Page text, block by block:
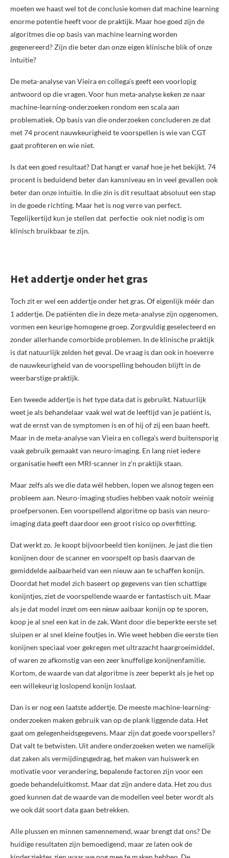
moeten we haast wel tot de conclusie komen dat machine learning
enorme potentie heeft voor de praktijk. Maar hoe goed zijn de
algoritmes die op basis van machine learning worden
gegenereerd? Zijn die beter dan onze eigen klinische blik of onze
intuïtie?
De meta-analyse van Vieira en collega’s geeft een voorlopig
antwoord op die vragen. Voor hun meta-analyse keken ze naar
machine-learning-onderzoeken rondom een scala aan
problematiek. Op basis van die onderzoeken concluderen ze dat
met 74 procent nauwkeurigheid te voorspellen is wie van CGT
gaat profiteren en wie niet.
Is dat een goed resultaat? Dat hangt er vanaf hoe je het bekijkt. 74
procent is beduidend beter dan kansniveau en in veel gevallen ook
beter dan onze intuïtie. In die zin is dit resultaat absoluut een stap
in de goede richting. Maar het is nog verre van perfect.
Tegelijkertijd kun je stellen dat perfectie ook niet nodig is om
klinisch bruikbaar te zijn.
Het addertje onder het gras
Toch zit er wel een addertje onder het gras. Of eigenlijk méér dan
1 addertje. De patiënten die in deze meta-analyse zijn opgenomen,
vormen een keurige homogene groep. Zorgvuldig geselecteerd en
zonder allerhande comorbide problemen. In de klinische praktijk
is dat natuurlijk zelden het geval. De vraag is dan ook in hoeverre
de nauwkeurigheid van de voorspelling behouden blijft in de
weerbarstige praktijk.
Een tweede addertje is het type data dat is gebruikt. Natuurlijk
weet je als behandelaar vaak wel wat de leeftijd van je patiënt is,
wat de ernst van de symptomen is en of hij of zij een baan heeft.
Maar in de meta-analyse van Vieira en collega’s werd buitensporig
vaak gebruik gemaakt van neuro-imaging. En lang niet iedere
organisatie heeft een MRI-scanner in z’n praktijk staan.
Maar zelfs als we die data wél hebben, lopen we alsnog tegen een
probleem aan. Neuro-imaging studies hebben vaak notoir weinig
proefpersonen. Een voorspellend algoritme op basis van neuro-
imaging data geeft daardoor een groot risico op overfitting.
Dat werkt zo. Je koopt bijvoorbeeld tien konijnen. Je jast die tien
konijnen door de scanner en voorspelt op basis daarvan de
gemiddelde aaibaarheid van een nieuw aan te schaffen konijn.
Doordat het model zich baseert op gegevens van tien schattige
konijntjes, ziet de voorspellende waarde er fantastisch uit. Maar
als je dat model inzet om een nieuwaaibaar konijn op te sporen,
koop je al snel een kat in de zak. Want door die beperkte eerste set
sluipen er al snel kleine foutjes in. Wie weet hebben die eerste tien
konijnen speciaal voer gekregen met ultrazacht haargroeimiddel,
of waren ze afkomstig van een zeer knuffelige konijnenfamilie.
Kortom, de waarde van dat algoritme is zeer beperkt als je het op
een willekeurig loslopend konijn loslaat.
Dan is er nog een laatste addertje. De meeste machine-learning-
onderzoeken maken gebruik van op de plank liggende data. Het
gaat om gelegenheidsgegevens. Maar zijn dat goede voorspellers?
Dat valt te betwisten. Uit andere onderzoeken weten we namelijk
dat zaken als vermijdingsgedrag, het maken van huiswerk en
motivatie voor verandering, bepalende factoren zijn voor een
goede behandeluitkomst. Maar dat zijn andere data. Het zou dus
goed kunnen dat de waarde van de modellen veel beter wordt als
we ook dát soort data gaan betrekken.
Alle plussen en minnen samennemend, waar brengt dat ons? De
huidige resultaten zijn bemoedigend, maar ze laten ook de